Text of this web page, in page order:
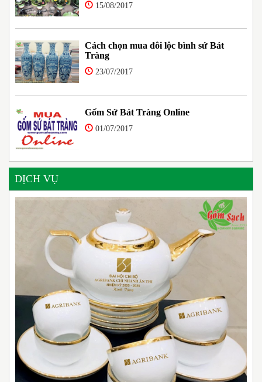
15/08/2017
Cách chọn mua đôi lộc bình sứ Bát
Tràng
23/07/2017
Gốm Sứ Bát Tràng Online
01/07/2017
DỊCH VỤ